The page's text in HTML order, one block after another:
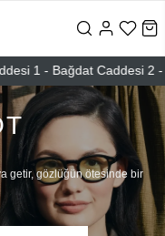
Bağdat Caddesi 2 -
getir, gözlüğün ötesinde bir